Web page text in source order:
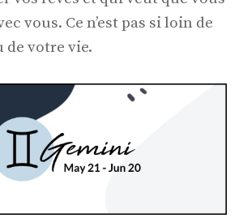
vous. Ce n’est pas si loin de
de votre vie.